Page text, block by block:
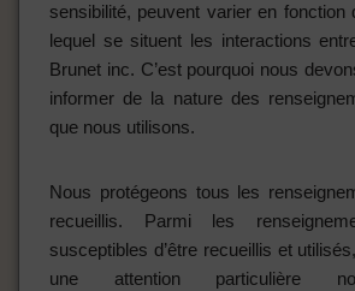
sensibilité, peuvent varier en fonction
lequel se situent les interactions
Brunet inc. C’est pourquoi nous
informer de la nature des
que nous utilisons.
Nous protégeons tous les
recueillis. Parmi les
susceptibles d’être recueillis et
une attention particulière